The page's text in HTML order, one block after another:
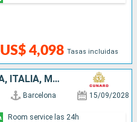
US$ 4,098 Tasas incluidas
ESPAÑA, FRANCIA, CROACIA, ITALIA, MALTA, GRECIA
Barcelona 15/09/2028
Room service las 24h